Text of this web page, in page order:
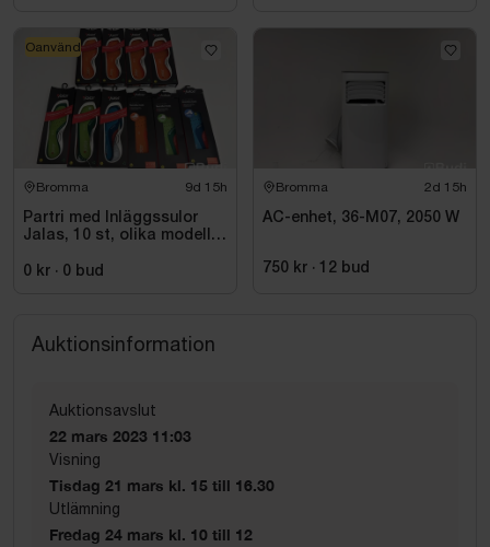
Bromma 9d 15h
Partri med Inläggssulor
Jalas, 10 st, olika modeller
0 kr · 0 bud
Oanvänd
Bromma 2d 15h
AC-enhet, 36-M07, 2050 W
750 kr · 12 bud
Auktionsinformation
Auktionsavslut
22 mars 2023 11:03
Visning
Tisdag 21 mars kl. 15 till 16.30
Utlämning
Fredag 24 mars kl. 10 till 12